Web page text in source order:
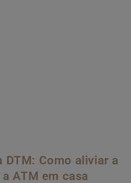
DTM: Como aliviar a
ATM em casa